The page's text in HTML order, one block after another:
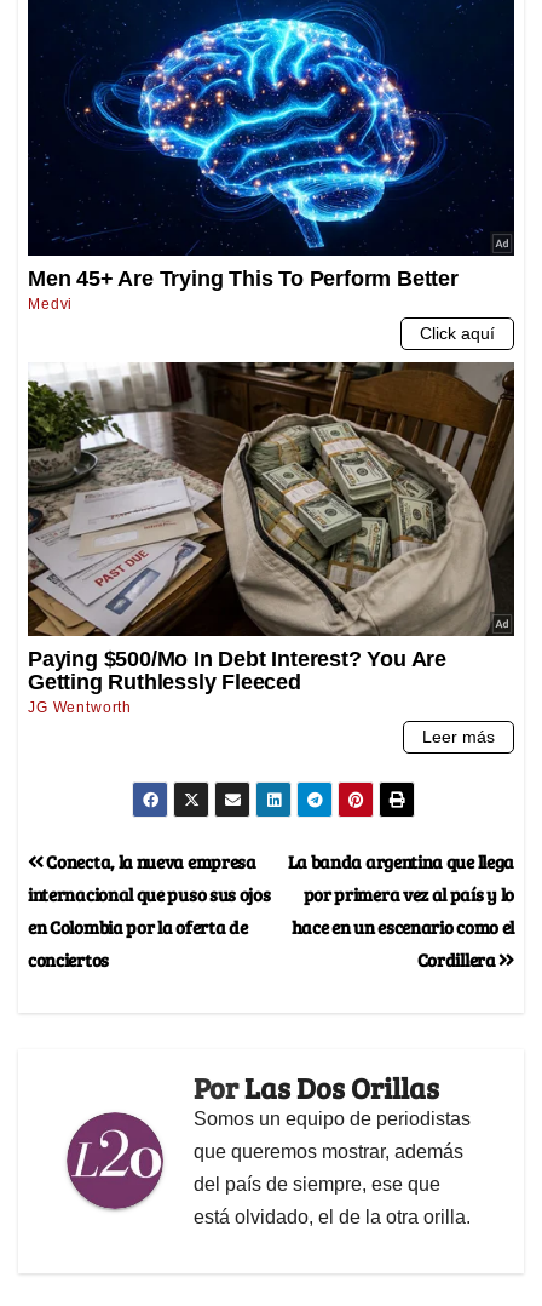
La banda argentina que llega
por primera vez al país y lo
hace en un escenario como el
Cordillera
Conecta, la nueva empresa
internacional que puso sus ojos
en Colombia por la oferta de
conciertos
PorLas Dos Orillas
Somos un equipo de periodistas
que queremos mostrar, además
del país de siempre, ese que
está olvidado, el de la otra orilla.